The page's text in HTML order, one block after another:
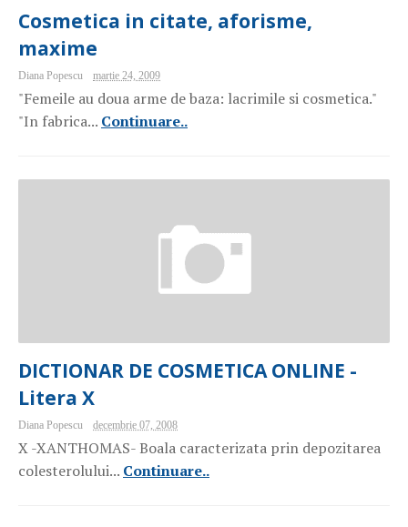
Cosmetica in citate, aforisme,
maxime
Diana Popescu martie 24, 2009
"Femeile au doua arme de baza: lacrimile si cosmetica."
"In fabrica... Continuare..
DICTIONAR DE COSMETICA ONLINE -
Litera X
Diana Popescu decembrie 07, 2008
X -XANTHOMAS- Boala caracterizata prin depozitarea
colesterolului... Continuare..